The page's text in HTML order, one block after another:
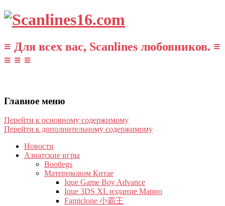
≡ Для всех вас, Scanlines любовников. ≡
≡ ≡ ≡
Главное меню
Перейти к основному содержимому
Перейти к дополнительному содержимому
Новости
Азиатские игры
Bootlegs
Материковом Китае
Ique Game Boy Advance
Ique 3DS XL издание Марио
Famiclone 小霸王